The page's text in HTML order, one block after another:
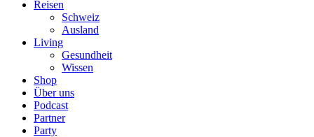
Reisen
Schweiz
Ausland
Living
Gesundheit
Wissen
Shop
Über uns
Podcast
Partner
Party